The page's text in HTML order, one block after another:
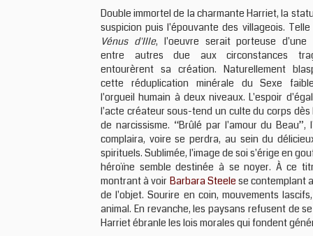
Double immortel de la charmante Harriet, la
suspicion puis l'épouvante des villageois.
Vénus d'Ille, l'oeuvre serait porteuse d'une
entre autres due aux circonstances
entourèrent sa création. Naturellement
cette réduplication minérale du Sexe
l'orgueil humain à deux niveaux. L'espoir
l'acte créateur sous-tend un culte du corps
de narcissisme. “Brûlé par l'amour du Beau”,
complaira, voire se perdra, au sein du
spirituels. Sublimée, l'image de soi s'érige en
héroïne semble destinée à se noyer. À ce
montrant à voir Barbara Steele se contemplant
de l'objet. Sourire en coin, mouvements
animal. En revanche, les paysans refusent de
Harriet ébranle les lois morales qui fondent